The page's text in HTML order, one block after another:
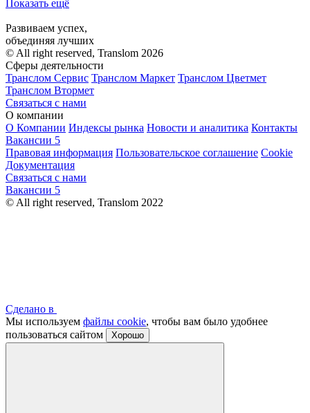
Показать ещё
Развиваем успех,
объединяя лучших
© All right reserved, Translom 2026
Сферы деятельности
Транслом Сервис Транслом Маркет Транслом Цветмет
Транслом Втормет
Связаться с нами
О компании
О Компании Индексы рынка Новости и аналитика Контакты
Вакансии 5
Правовая информация Пользовательское соглашение Cookie
Документация
Связаться с нами
Вакансии 5
© All right reserved, Translom 2022
Сделано в
Мы используем файлы cookie, чтобы вам было удобнее
пользоваться сайтом
Хорошо